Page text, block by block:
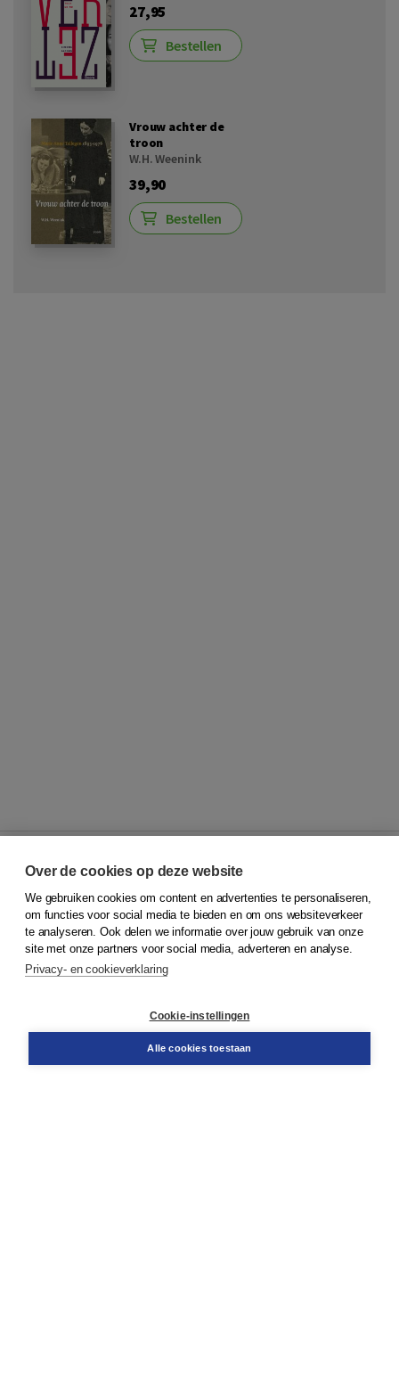
27,95
Bestellen
Vrouw achter de
troon
W.H. Weenink
39,90
Bestellen
© 2026Koninklijke Boom uitgevers
Klantenservice
Service & informatie
Contact
Over de cookies op deze website
We gebruiken cookies om content en advertenties te personaliseren,
om functies voor social media te bieden en om ons websiteverkeer
te analyseren. Ook delen we informatie over jouw gebruik van onze
site met onze partners voor social media, adverteren en analyse.
Privacy- en cookieverklaring
Cookie-instellingen
Alle cookies toestaan